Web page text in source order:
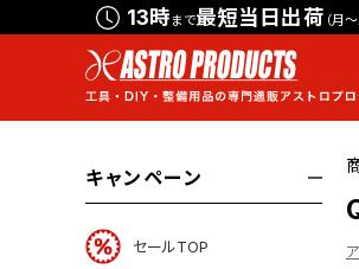
13時まで最短当日出荷 （月
キャンペーン
セールTOP